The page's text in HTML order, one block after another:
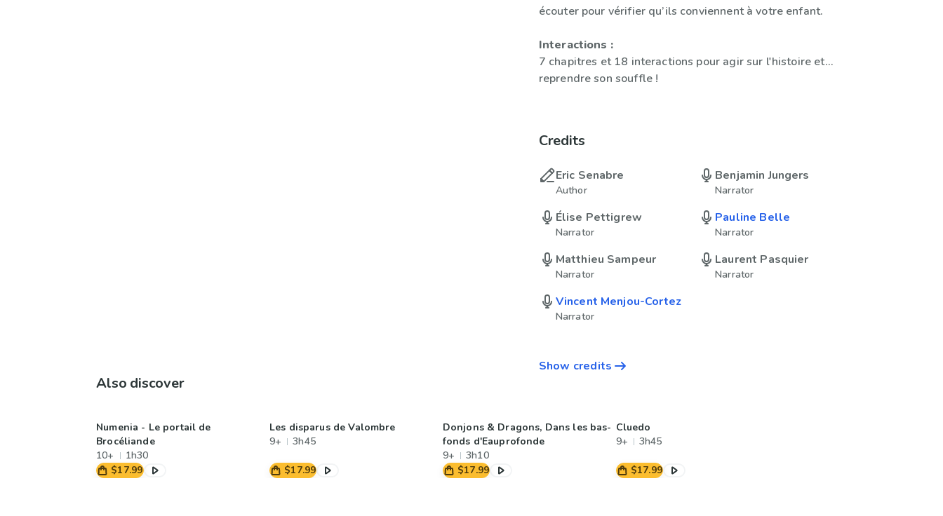
écouter pour vérifier qu’ils conviennent à votre enfant.
Interactions :
7 chapitres et 18 interactions pour agir sur l'histoire et...
reprendre son souffle !
Credits
Eric Senabre
Author
Benjamin Jungers
Narrator
Élise Pettigrew
Narrator
Pauline Belle
Narrator
Matthieu Sampeur
Narrator
Laurent Pasquier
Narrator
Vincent Menjou-Cortez
Narrator
Show credits
Also discover
Numenia - Le portail de
Brocéliande
10+
1h30
$17.99
Les disparus de Valombre
9+
3h45
$17.99
Donjons & Dragons, Dans les bas-
fonds d'Eauprofonde
9+
3h10
$17.99
Cluedo
9+
3h45
$17.99